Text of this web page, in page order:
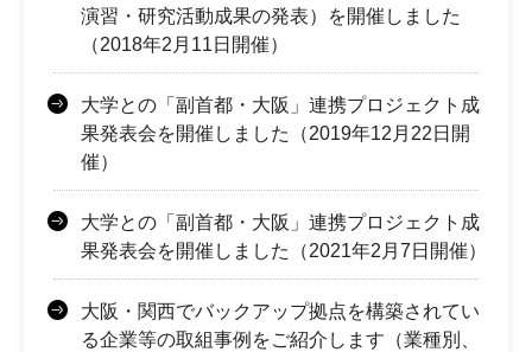
演習・研究活動成果の発表）を開催しました
（2018年2月11日開催）
大学との「副首都・大阪」連携プロジェクト成
果発表会を開催しました（2019年12月22日開
催）
大学との「副首都・大阪」連携プロジェクト成
果発表会を開催しました（2021年2月7日開催）
大阪・関西でバックアップ拠点を構築されてい
る企業等の取組事例をご紹介します（業種別、